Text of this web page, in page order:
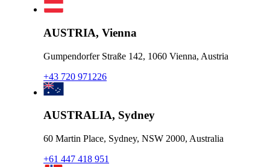
AUSTRIA, Vienna
Gumpendorfer Straße 142, 1060 Vienna, Austria
+43 720 971226
AUSTRALIA, Sydney
60 Martin Place, Sydney, NSW 2000, Australia
+61 447 418 951